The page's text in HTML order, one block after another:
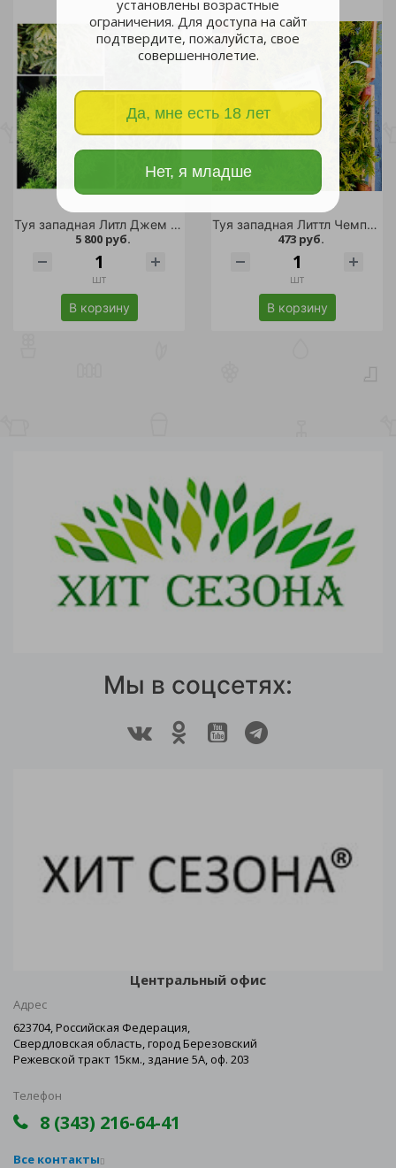
установлены возрастные
ограничения. Для доступа на сайт
подтвердите, пожалуйста, свое
совершеннолетие.
Да, мне есть 18 лет
Нет, я младше
Туя западная Литл Джем С30 1шт
5 800 руб.
шт
В корзину
Туя западная Литтл Чемпион Р9 1шт /Thuja occidentalis Little Champion
473 руб.
шт
В корзину
Мы в соцсетях:
Центральный офис
Адрес
623704, Российская Федерация,
Свердловская область, город Березовский
Режевской тракт 15км., здание 5А, оф. 203
Телефон
8 (343) 216-64-41
Все контакты